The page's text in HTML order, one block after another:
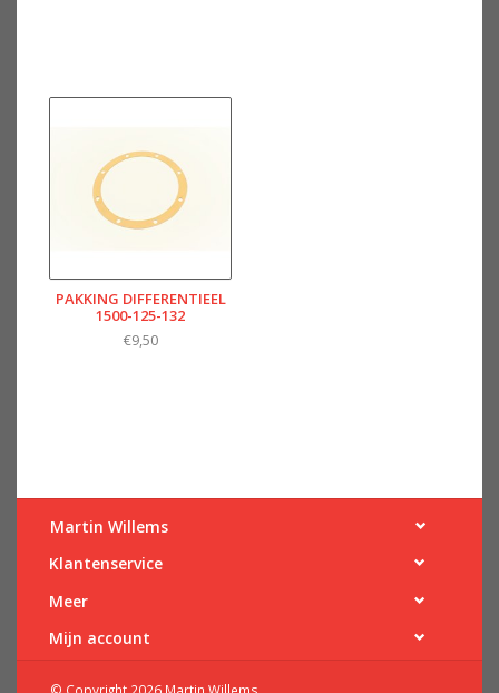
PAKKING DIFFERENTIEEL
1500-125-132
€9,50
Martin Willems
Klantenservice
Meer
Mijn account